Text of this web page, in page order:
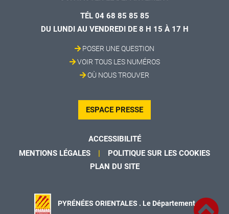
TÉL 04 68 85 85 85
DU LUNDI AU VENDREDI DE 8 H 15 À 17 H
POSER UNE QUESTION
VOIR TOUS LES NUMÉROS
OÙ NOUS TROUVER
ESPACE PRESSE
ACCESSIBILITÉ
MENTIONS LÉGALES
POLITIQUE SUR LES COOKIES
PLAN DU SITE
PYRÉNÉES ORIENTALES . Le Département